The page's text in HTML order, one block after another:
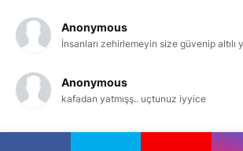
Anonymous
İnsanları zehirlemeyin size güvenip altılı
Anonymous
kafadan yatmışş.. uçtunuz iyyice